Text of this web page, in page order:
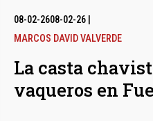
08-02-2608-02-26
MARCOS DAVID VALVERDE
La casta
vaqueros en